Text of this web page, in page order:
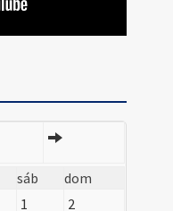
sáb
dom
1
2